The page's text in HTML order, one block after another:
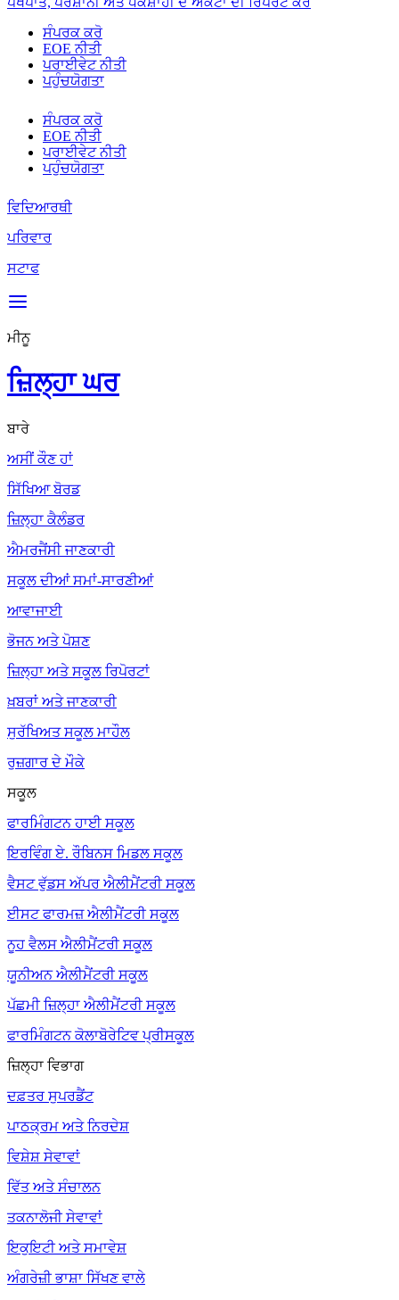
ਸੰਪਰਕ ਕਰੋ
EOE ਨੀਤੀ
ਪਰਾਈਵੇਟ ਨੀਤੀ
ਪਹੁੰਚਯੋਗਤਾ
ਸੰਪਰਕ ਕਰੋ
EOE ਨੀਤੀ
ਪਰਾਈਵੇਟ ਨੀਤੀ
ਪਹੁੰਚਯੋਗਤਾ
ਵਿਦਿਆਰਥੀ
ਪਰਿਵਾਰ
ਸਟਾਫ
ਮੀਨੂ
ਜ਼ਿਲ੍ਹਾ ਘਰ
ਬਾਰੇ
ਅਸੀਂ ਕੌਣ ਹਾਂ
ਸਿੱਖਿਆ ਬੋਰਡ
ਜ਼ਿਲ੍ਹਾ ਕੈਲੰਡਰ
ਐਮਰਜੈਂਸੀ ਜਾਣਕਾਰੀ
ਸਕੂਲ ਦੀਆਂ ਸਮਾਂ-ਸਾਰਣੀਆਂ
ਆਵਾਜਾਈ
ਭੋਜਨ ਅਤੇ ਪੋਸ਼ਣ
ਜ਼ਿਲ੍ਹਾ ਅਤੇ ਸਕੂਲ ਰਿਪੋਰਟਾਂ
ਖ਼ਬਰਾਂ ਅਤੇ ਜਾਣਕਾਰੀ
ਸੁਰੱਖਿਅਤ ਸਕੂਲ ਮਾਹੌਲ
ਰੁਜ਼ਗਾਰ ਦੇ ਮੌਕੇ
ਸਕੂਲ
ਫਾਰਮਿੰਗਟਨ ਹਾਈ ਸਕੂਲ
ਇਰਵਿੰਗ ਏ. ਰੌਬਿਨਸ ਮਿਡਲ ਸਕੂਲ
ਵੈਸਟ ਵੁੱਡਸ ਅੱਪਰ ਐਲੀਮੈਂਟਰੀ ਸਕੂਲ
ਈਸਟ ਫਾਰਮਜ਼ ਐਲੀਮੈਂਟਰੀ ਸਕੂਲ
ਨੂਹ ਵੈਲਸ ਐਲੀਮੈਂਟਰੀ ਸਕੂਲ
ਯੂਨੀਅਨ ਐਲੀਮੈਂਟਰੀ ਸਕੂਲ
ਪੱਛਮੀ ਜ਼ਿਲ੍ਹਾ ਐਲੀਮੈਂਟਰੀ ਸਕੂਲ
ਫਾਰਮਿੰਗਟਨ ਕੋਲਾਬੋਰੇਟਿਵ ਪ੍ਰੀਸਕੂਲ
ਜ਼ਿਲ੍ਹਾ ਵਿਭਾਗ
ਦਫ਼ਤਰ ਸੁਪਰਡੈਂਟ
ਪਾਠਕ੍ਰਮ ਅਤੇ ਨਿਰਦੇਸ਼
ਵਿਸ਼ੇਸ਼ ਸੇਵਾਵਾਂ
ਵਿੱਤ ਅਤੇ ਸੰਚਾਲਨ
ਤਕਨਾਲੋਜੀ ਸੇਵਾਵਾਂ
ਇਕੁਇਟੀ ਅਤੇ ਸਮਾਵੇਸ਼
ਅੰਗਰੇਜ਼ੀ ਭਾਸ਼ਾ ਸਿੱਖਣ ਵਾਲੇ